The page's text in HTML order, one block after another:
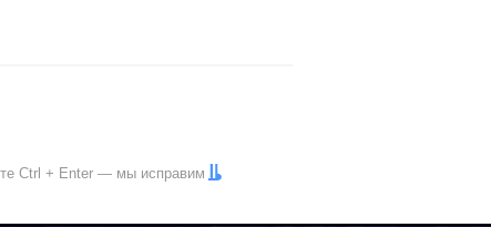
Ctrl + Enter — мы исправим